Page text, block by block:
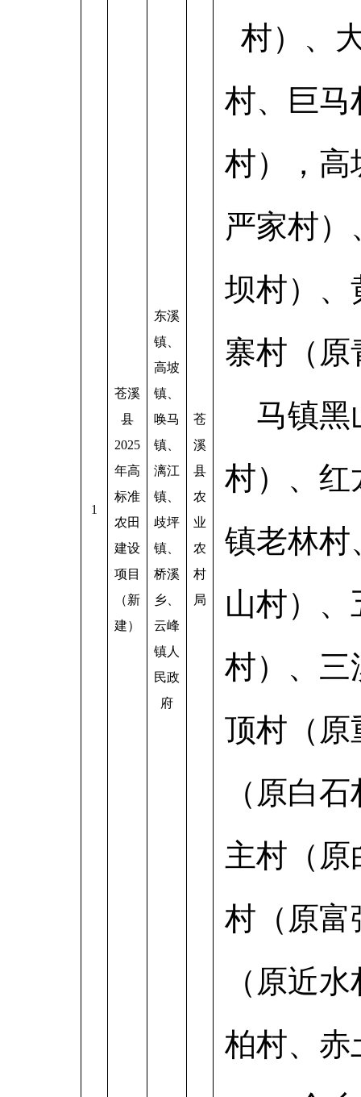
1
苍溪
县
2025
年高
标准
农田
建设
项目
（新
建）
东溪
镇、
高坡
镇、
唤马
镇、
漓江
镇、
歧坪
镇、
桥溪
乡、
云峰
镇人
民政
府
苍
溪
县
农
业
农
村
局
村）、
村、巨马
村），高
严家村
坝村）、
寨村（原
马镇黑
村）、红
镇老林村
山村）
村）、三
顶村（原
（原白
主村（
村（原富
（原近
柏村、赤